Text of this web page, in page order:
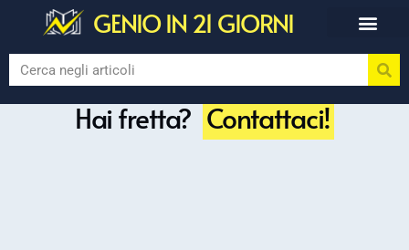
GENIO IN 21 GIORNI
Hai fretta? Contattaci!